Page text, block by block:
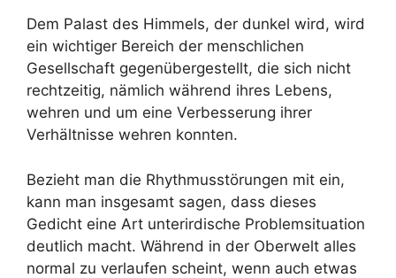
Dem Palast des Himmels, der dunkel wird, wird
ein wichtiger Bereich der menschlichen
Gesellschaft gegenübergestellt, die sich nicht
rechtzeitig, nämlich während ihres Lebens,
wehren und um eine Verbesserung ihrer
Verhältnisse wehren konnten.
Bezieht man die Rhythmusstörungen mit ein,
kann man insgesamt sagen, dass dieses
Gedicht eine Art unterirdische Problemsituation
deutlich macht. Während in der Oberwelt alles
normal zu verlaufen scheint, wenn auch etwas